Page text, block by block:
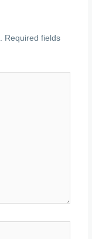
Required fields